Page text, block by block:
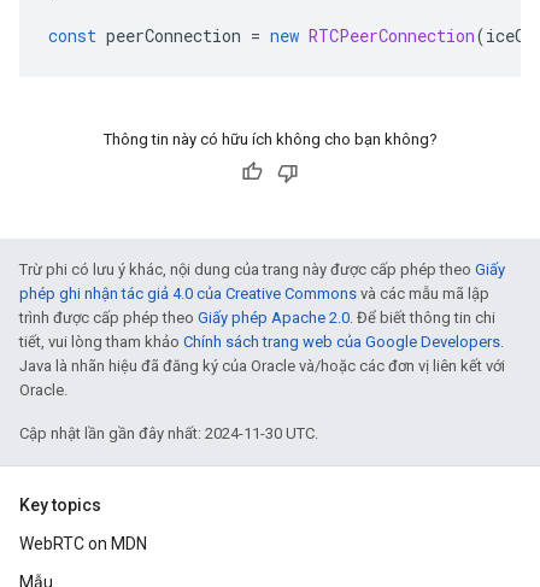
const peerConnection = new RTCPeerConnection(
Thông tin này có hữu ích không cho bạn không?
Trừ phi có lưu ý khác, nội dung của trang này được cấp phép theo Giấy
phép ghi nhận tác giả 4.0 của Creative Commons và các mẫu mã lập
trình được cấp phép theo Giấy phép Apache 2.0. Để biết thông tin chi
tiết, vui lòng tham khảo Chính sách trang web của Google Developers.
Java là nhãn hiệu đã đăng ký của Oracle và/hoặc các đơn vị liên kết với
Oracle.
Cập nhật lần gần đây nhất: 2024-11-30 UTC.
Key topics
WebRTC on MDN
Mẫu